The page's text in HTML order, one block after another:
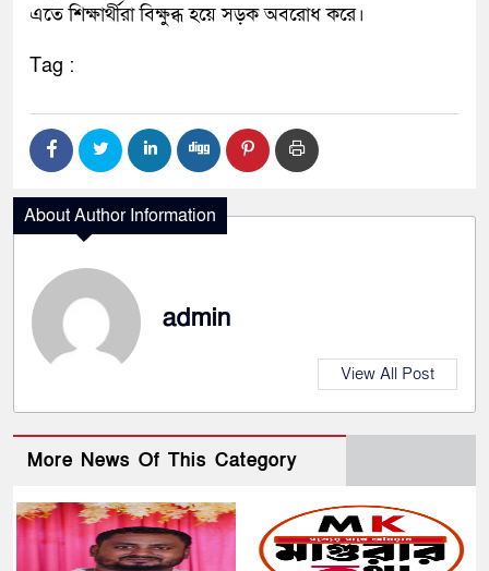
এতে শিক্ষার্থীরা বিক্ষুব্ধ হয়ে সড়ক অবরোধ করে।
Tag :
About Author Information
admin
View All Post
More News Of This Category